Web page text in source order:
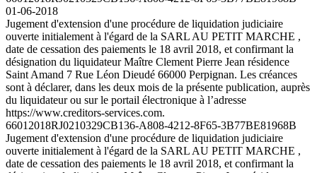
01-06-2018
Jugement d'extension d'une procédure de liquidation judiciaire
ouverte initialement à l'égard de la SARL AU PETIT MARCHE ,
date de cessation des paiements le 18 avril 2018, et confirmant la
désignation du liquidateur Maître Clement Pierre Jean résidence
Saint Amand 7 Rue Léon Dieudé 66000 Perpignan. Les créances
sont à déclarer, dans les deux mois de la présente publication, auprès
du liquidateur ou sur le portail électronique à l’adresse
https://www.creditors-services.com.
66012018RJ0210329CB136-A808-4212-8F65-3B77BE81968B
Jugement d'extension d'une procédure de liquidation judiciaire
ouverte initialement à l'égard de la SARL AU PETIT MARCHE ,
date de cessation des paiements le 18 avril 2018, et confirmant la